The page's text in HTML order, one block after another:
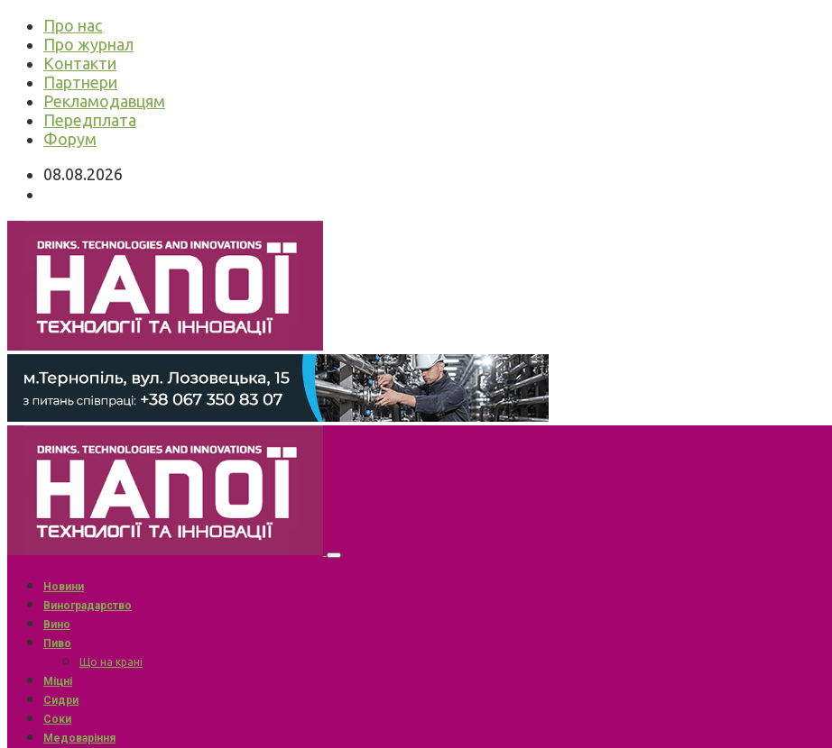
Про нас
Про журнал
Контакти
Партнери
Рекламодавцям
Передплата
Форум
08.08.2026
Новини
Виноградарство
Вино
Пиво
Що на крані
Міцні
Сидри
Соки
Медоваріння